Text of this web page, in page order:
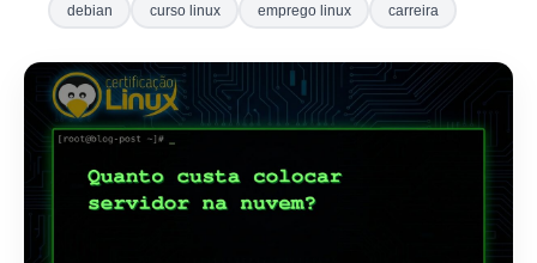
debian curso linux emprego linux carreira